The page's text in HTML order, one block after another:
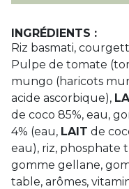
INGRÉDIENTS :
Riz basmati,
Pulpe de tomate
mungo (haricots
acide ascorbique),
de coco 85%, eau,
4% (eau, LAIT de
eau), riz, phosphate
gomme gellane,
table, arômes,